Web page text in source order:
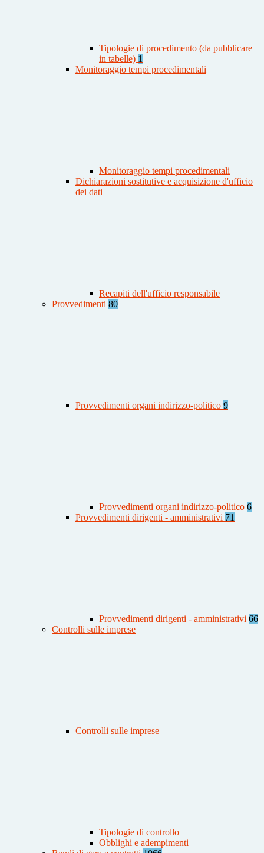
Tipologie di procedimento (da pubblicare
in tabelle) 1
Monitoraggio tempi procedimentali
Monitoraggio tempi procedimentali
Dichiarazioni sostitutive e acquisizione d'ufficio
dei dati
Recapiti dell'ufficio responsabile
Provvedimenti 80
Provvedimenti organi indirizzo-politico 9
Provvedimenti organi indirizzo-politico 6
Provvedimenti dirigenti - amministrativi 71
Provvedimenti dirigenti - amministrativi 66
Controlli sulle imprese
Controlli sulle imprese
Tipologie di controllo
Obblighi e adempimenti